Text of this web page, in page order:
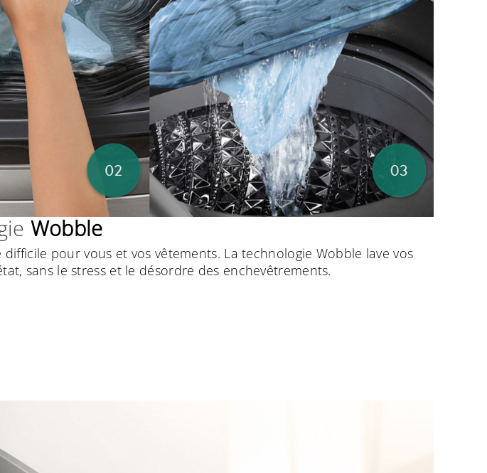
Wobble
pour vous et vos vêtements. La technologie Wobble lave vos
sans le stress et le désordre des enchevêtrements.